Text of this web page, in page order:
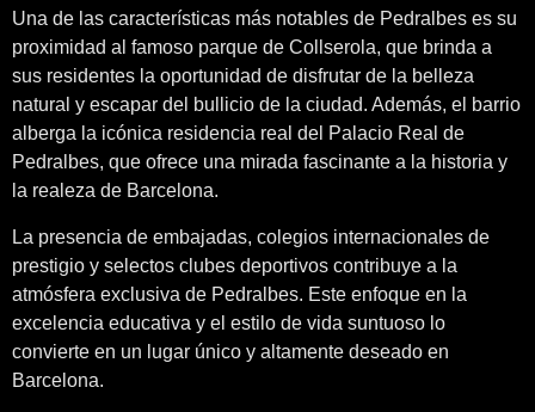
Una de las características más notables de Pedralbes es su
proximidad al famoso parque de Collserola, que brinda a
sus residentes la oportunidad de disfrutar de la belleza
natural y escapar del bullicio de la ciudad. Además, el barrio
alberga la icónica residencia real del Palacio Real de
Pedralbes, que ofrece una mirada fascinante a la historia y
la realeza de Barcelona.
La presencia de embajadas, colegios internacionales de
prestigio y selectos clubes deportivos contribuye a la
atmósfera exclusiva de Pedralbes. Este enfoque en la
excelencia educativa y el estilo de vida suntuoso lo
convierte en un lugar único y altamente deseado en
Barcelona.